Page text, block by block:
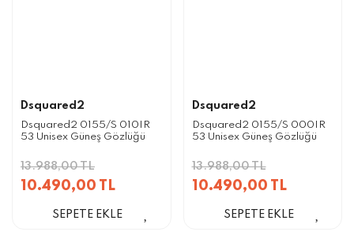
Dsquared2
Dsquared2 0155/S 010IR
53 Unisex Güneş Gözlüğü
13.988,00 TL
10.490,00 TL
SEPETE EKLE
Dsquared2
Dsquared2 0155/S 000IR
53 Unisex Güneş Gözlüğü
13.988,00 TL
10.490,00 TL
SEPETE EKLE